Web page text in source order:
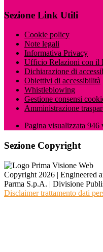
Sezione Link Utili
Cookie policy
Note legali
Informativa Privacy
Ufficio Relazioni con il
Dichiarazione di
Obiettivi di accessibilità
Whistleblowing
Gestione consensi
Amministrazione
Pagina visualizzata 946
Sezione Copyright
Copyright 2026 | Engineered
Parma S.p.A. | Divisione
Disclaimer trattamento dati